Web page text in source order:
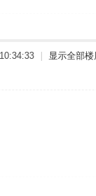
显示全部楼